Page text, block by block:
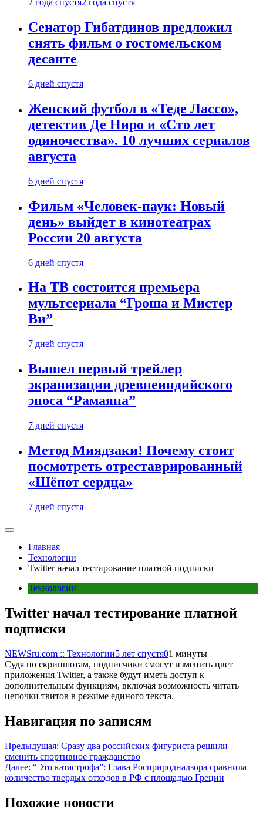
2 года спустя2 года спустя
Сенатор Гибатдинов предложил
снять фильм о гостомельском
десанте
6 дней спустя
Женский футбол в «Теде Лассо»,
детектив Де Ниро и «Сто лет
одиночества». 10 лучших сериалов
августа
6 дней спустя
Фильм «Человек-паук: Новый
день» выйдет в кинотеатрах
России 20 августа
6 дней спустя
На ТВ состоится премьера
мультсериала “Гроша и Мистер
Ви”
7 дней спустя
Вышел первый трейлер
экранизации древнеиндийского
эпоса “Рамаяна”
7 дней спустя
Метод Миядзаки! Почему стоит
посмотреть отреставрированный
«Шёпот сердца»
7 дней спустя
Главная
Технологии
Twitter начал тестирование платной подписки
Технологии
Twitter начал тестирование платной
подписки
NEWSru.com :: Технологии5 лет спустя01 минуты
Судя по скриншотам, подписчики смогут изменить цвет
приложения Twitter, а также будут иметь доступ к
дополнительным функциям, включая возможность читать
цепочки твитов в режиме единого текста.
Навигация по записям
Предыдущая: Сразу два российских фигуриста решили
сменить спортивное гражданство
Далее: “Это катастрофа”: Глава Росприроднадзора сравнила
количество твердых отходов в РФ с площадью Греции
Похожие новости